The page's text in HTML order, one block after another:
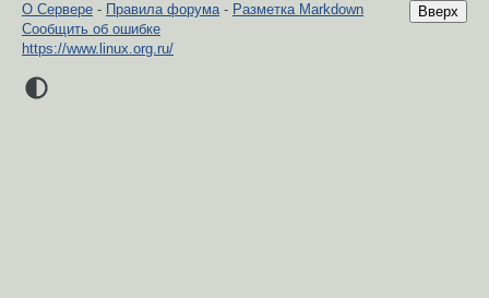
Вверх
О Сервере - Правила форума- Разметка Markdown
Сообщить об ошибке
https://www.linux.org.ru/